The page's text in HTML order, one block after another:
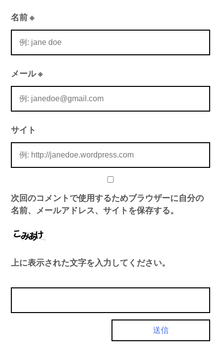
名前※
メール※
サイト
次回のコメントで使用するためブラウザーに自分の
名前、メールアドレス、サイトを保存する。
上に表示された文字を入力してください。